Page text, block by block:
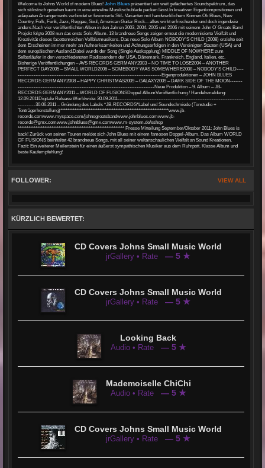
Welcome to Johns World of modern Blues!John Blues präsentiert ein weit gefächertes Soundspektrum, das
sich stilistisch gesehen kaum in eine einzelne Musikschublade packen lässt.In kreativen Eigenkompositionen und
adäquaten Arrangements verbindet er fusionierte Stil- Varianten mit handwerklichem Können.Ob Blues, New
Country, Folk, Funk, Jazz, Reggae, Soul, American Guitar Rock... alles wirkt erfrischender und doch irgendwie
anders.Nach vier veröffentlichten Alben in den Jahren 2003, 2004, 2005 und 2006 mit seinem John O`Groats Band
Projekt folgte 2008 nun das erste Solo Album. 13 brandneue Songs zeigen erneut die modernisierte Vielfalt und
Kreativität dieses facettenreichen Vollblutmusikers. Das neue Solo Album NOBODY’S CHILD (2008) erzielte seit
dem Erscheinen immer mehr an Aufmerksamkeiten und Achtungserfolgen in den Vereinigten Staaten (USA) und
dem europäischen Ausland.Dabei wurde der Song (Single Auskopplung) MIDDLE OF NOWHERE zum
Selbstläufer in den verschiedensten Radiosendern der USA, Dänemark, Frankreich, England, Italien, etc.
Bisherige Veröffentlichungen – AVS RECORDS GERMANY2003 – NO TIME TO LOSE2004 – ANOTHER
PERFECT DAY2005 – SMALL WORLD2006 – SOMEBODY WAS SOMEWHERE2008 – NOBODY’S CHILD----
---------------------------------------------------------------------------------Eigenproduktionen – JOHN BLUES
RECORDS GERMANY2008 – HAPPY CHRISTMAS2009 – GALAXY2009 – DARK SIDE OF THE MOON-------
-----------------------------------------------------------------------------Neue Produktion – 9. Album – JB-
RECORDS GERMANY2011 – WORLD OF FUSIONSDoppel AlbumVeröffentlichung / Handelsmeldung:
12.09.2011Digitale Release Worldwide: 30.09.2011-----------------------------------------------------------------------
----------30.06.2011 – Gründung des Labels *JB-RECORDS*Label und Soundschmiede (Tonstudio +
Tonträgerherstellung)*************************************************************www.jb-
records.comwww.myspace.com/johnogroatsbandwww.johnblues.comwww.jb-
records@gmx.comwww.johnblues@gmx.comwww.m-system.de/eshop
************************************************************ Presse Mitteilung September/Oktober 2011: John Blues is
back! Zurück von seinen Touren meldet sich John Blues mit einem famosen Doppel-Album. Das Album WORLD
OF FUSIONS beinhaltet 42 brandneue Songs, mit all seiner weltanschaulichen Vielfalt an Sound Kreationen.
Fazit: Ein weiterer Meilenstein für einen äußerst sympathischen Musiker aus dem Ruhrpott. Klasse Album und
beste Kaufempfehlung!
VIEW ALL
FOLLOWER:
KÜRZLICH BEWERTET:
CD Covers Johns Small Music World
jrGallery • Rate — 5 ★
CD Covers Johns Small Music World
jrGallery • Rate — 5 ★
Looking Back
Audio • Rate — 5 ★
Mademoiselle ChiChi
Audio • Rate — 5 ★
CD Covers Johns Small Music World
jrGallery • Rate — 5 ★